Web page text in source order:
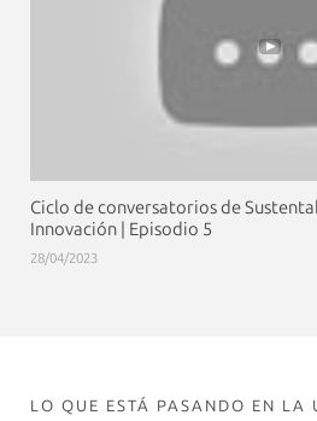
Ciclo de conversatorios de
Innovación | Episodio 5
28/04/2023
LO QUE ESTÁ PASANDO EN LA